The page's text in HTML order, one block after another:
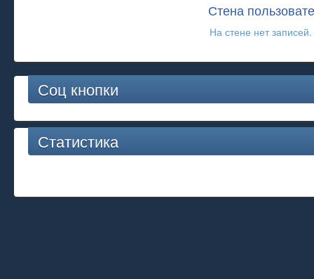
Стена
На стене нет
Соц кнопки
Статистика